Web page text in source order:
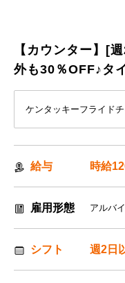
【カウンター】[
外も30％OFF♪タ
ケンタッキーフライド
給与 時給
雇用形態 アルバ
シフト 週2日